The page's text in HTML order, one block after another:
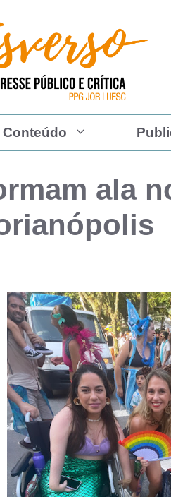
Conteúdo
ala